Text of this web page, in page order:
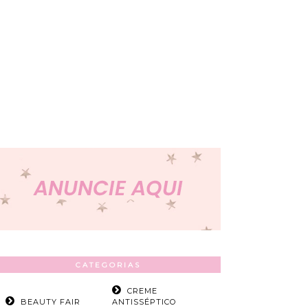
CATEGORIAS
BEAUTY FAIR
CREME
ANTISSÉPTICO